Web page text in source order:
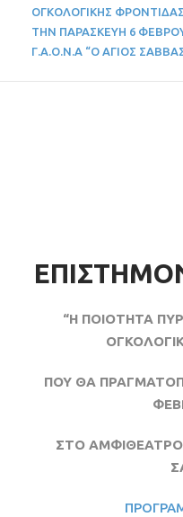
ΟΓΚΟΛΟΓΙΚΗΣ
ΤΗΝ ΠΑΡΑΣΚΕΥΗ 6
Γ.Α.Ο.Ν.Α “Ο ΑΓΙΟΣ
“Η ΠΟΙΟΤΗΤΑ
ΠΟΥ ΘΑ
ΣΤΟ ΑΜΦΙΘΕΑΤΡΟ